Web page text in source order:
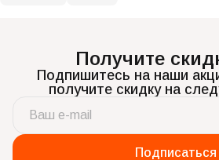
Получите
Подпишитесь на наши
получите скидку на
Подписаться